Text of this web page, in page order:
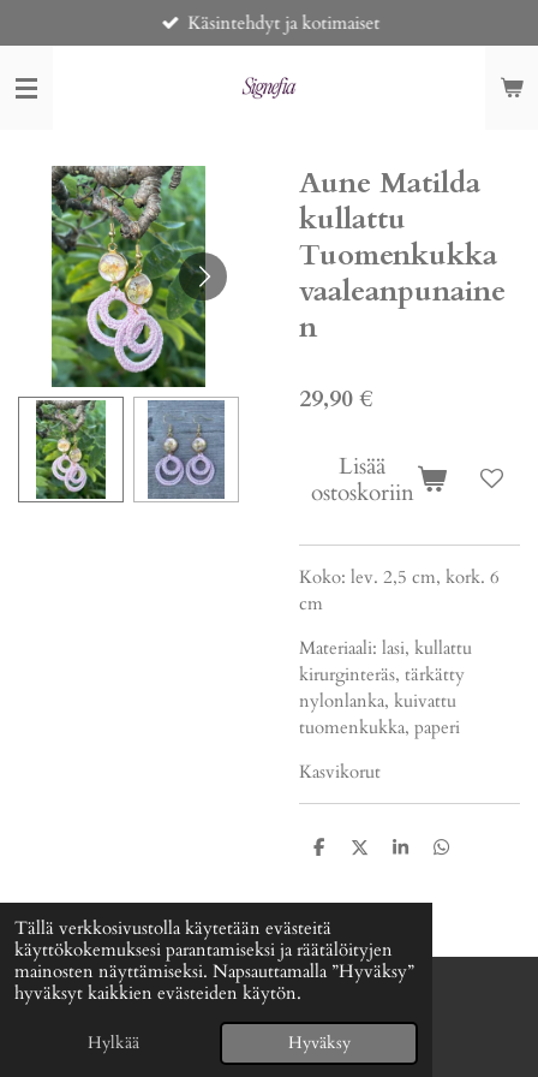
Tällä verkkosivustolla käytetään evästeitä
käyttökokemuksesi parantamiseksi ja räätälöityjen
mainosten näyttämiseksi. Napsauttamalla ”Hyväksy”
hyväksyt kaikkien evästeiden käytön.
Hylkää Hyväksy
pääsisältöön
Käsintehdyt ja kotimaiset
Aune Matilda
kullattu
Tuomenkukka
vaaleanpunaine
n
29,90 €
Lisää
ostoskoriin
Koko: lev. 2,5 cm, kork. 6
cm
Materiaali: lasi, kullattu
kirurginteräs, tärkätty
nylonlanka, kuivattu
tuomenkukka, paperi
Kasvikorut
J
J
J
J
© 2024 - 2026 Signefia
Palvelun tarjoaaWebador